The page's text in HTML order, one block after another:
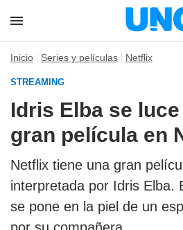
Inicio Series y películas Netflix
STREAMING
Idris Elba se
gran película en
Netflix tiene una gran
interpretada por Idris Elba.
se pone en la piel de un